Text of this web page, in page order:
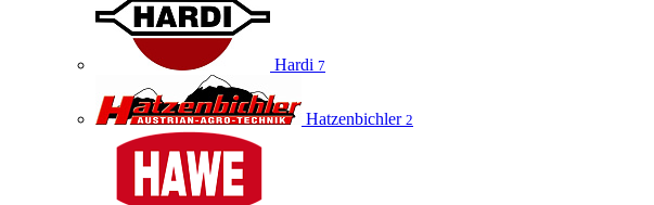
Hardi 7
Hatzenbichler 2